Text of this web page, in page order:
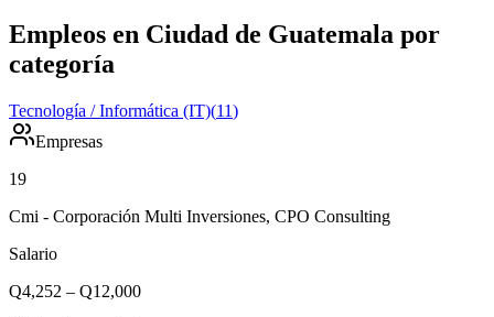
Empleos en Ciudad de Guatemala por
categoría
Tecnología / Informática (IT)(11)
Empresas
19
Cmi - Corporación Multi Inversiones, CPO Consulting
Salario
Q4,252 – Q12,000